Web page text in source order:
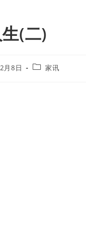
(二)
月8日
Post家讯